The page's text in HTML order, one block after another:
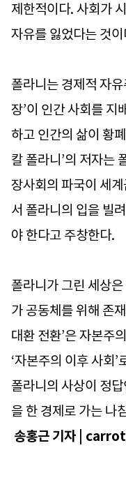
제한적이다. 사회가
자유를 잃었다는 것이
폴라니는 경제적 자
장’이 인간 사회를 지
하고 인간의 삶이 황
칼 폴라니’의 저자는
장사회의 파국이 세
서 폴라니의 입을 빌
야 한다고 주창한다.
폴라니가 그린 세상
가 공동체를 위해 존
대환 전환’은 자본주
‘자본주의 이후 사회
폴라니의 사상이 정
을 한 경제로 가는 나
송홍근 기자 |